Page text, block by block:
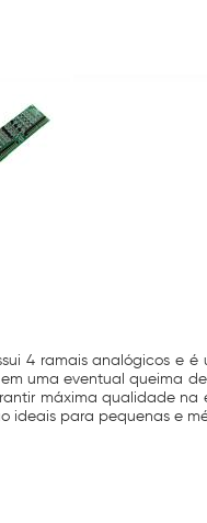
4 ramais analógicos e
uma eventual queima
máxima qualidade na
para pequenas e